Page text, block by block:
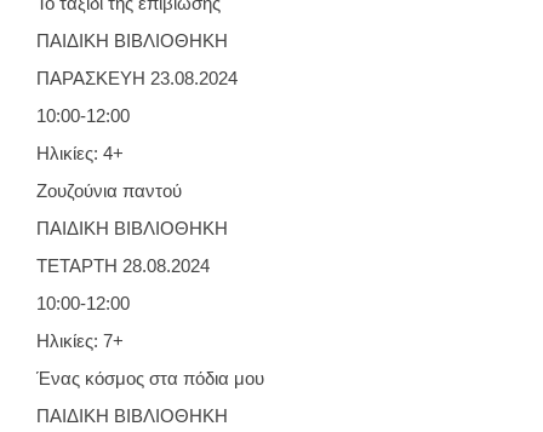
Το ταξίδι της επιβίωσης
ΠΑΙΔΙΚΗ ΒΙΒΛΙΟΘΗΚΗ
ΠΑΡΑΣΚΕΥΗ 23.08.2024
10:00-12:00
Ηλικίες: 4+
Ζουζούνια παντού
ΠΑΙΔΙΚΗ ΒΙΒΛΙΟΘΗΚΗ
ΤΕΤΑΡΤΗ 28.08.2024
10:00-12:00
Ηλικίες: 7+
Ένας κόσμος στα πόδια μου
ΠΑΙΔΙΚΗ ΒΙΒΛΙΟΘΗΚΗ